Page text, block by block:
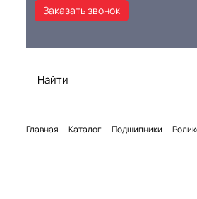
Заказать звонок
Главная Каталог Подшипники